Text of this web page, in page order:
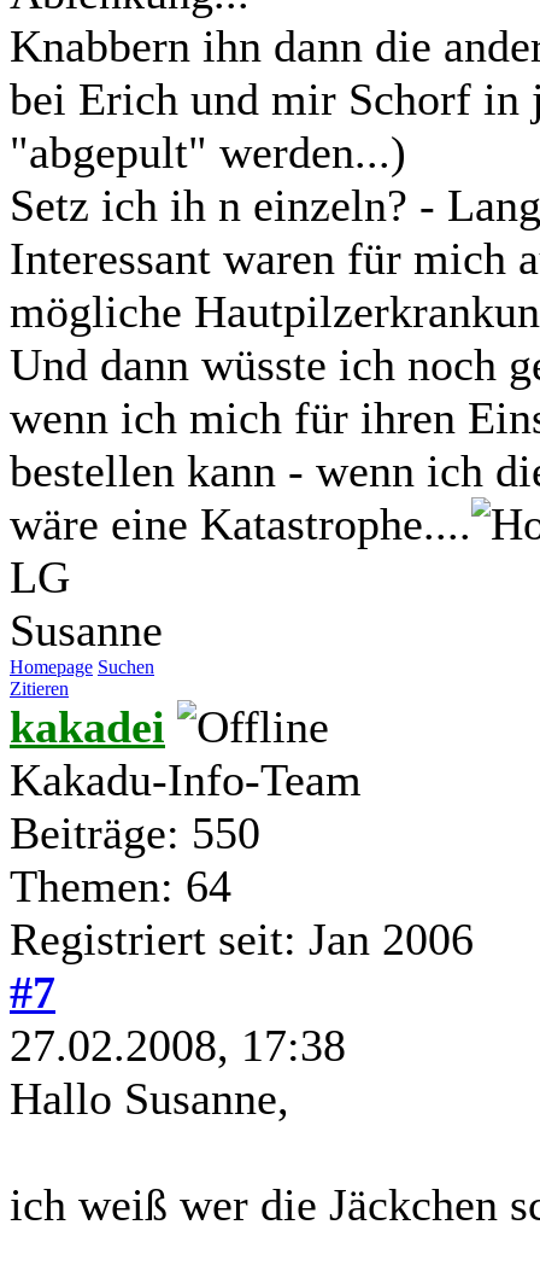
Knabbern ihn dann die
bei Erich und mir Schorf in
"abgepult" werden...)
Setz ich ih n einzeln? -
Interessant waren für mich
mögliche
Und dann wüsste ich noch
wenn ich mich für ihren
bestellen kann - wenn ich
wäre eine Katastrophe....
LG
Susanne
Homepage Suchen
Zitieren
kakadei
Kakadu-Info-Team
Beiträge: 550
Themen: 64
Registriert seit: Jan 2006
#7
27.02.2008, 17:38
Hallo Susanne,
ich weiß wer die Jäckchen